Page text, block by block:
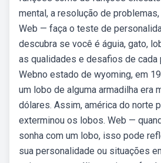
mental, a resolução de
Web — faça o teste de
descubra se você é águia, gato,
as qualidades e desafios de cada
Webno estado de wyoming, em
um lobo de alguma armadilha era
dólares. Assim, américa do norte
exterminou os lobos. Web —
sonha com um lobo, isso pode
sua personalidade ou situações